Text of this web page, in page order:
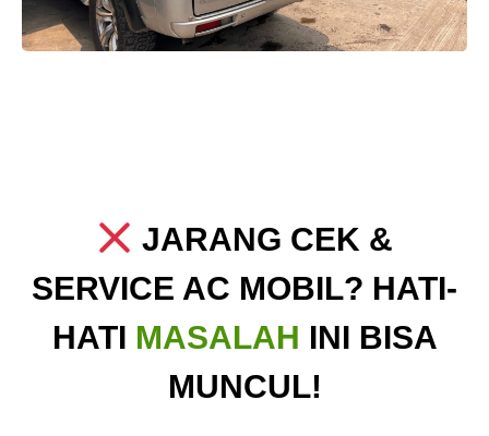
JARANG CEK &
SERVICE AC MOBIL? HATI-
HATI MASALAH INI BISA
MUNCUL!